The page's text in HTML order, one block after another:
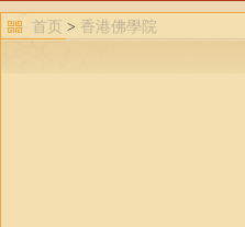
首页 > 香港佛學院